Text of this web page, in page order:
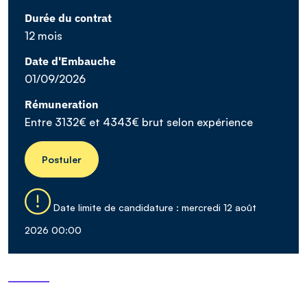
Durée du contrat
12 mois
Date d'Embauche
01/09/2026
Rémuneration
Entre 3132€ et 4343€ brut selon expérience
Postuler
Date limite de candidature : mercredi 12 août
2026 00:00